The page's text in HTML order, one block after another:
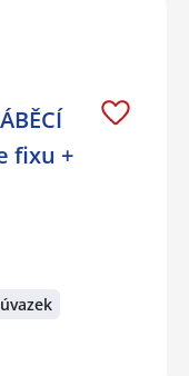
fixu +